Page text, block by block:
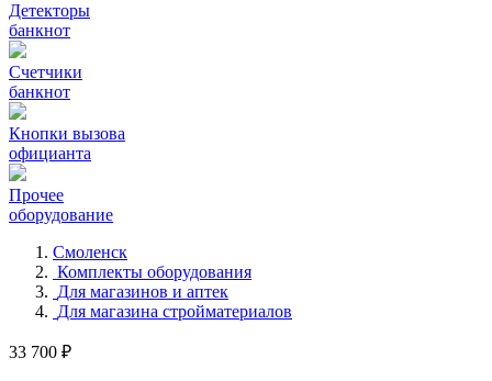
Детекторы
банкнот
Счетчики
банкнот
Кнопки вызова
официанта
Прочее
оборудование
Смоленск
Комплекты оборудования
Для магазинов и аптек
Для магазина стройматериалов
33 700 ₽